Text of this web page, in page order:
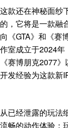
这款还在神秘面纱
的，它将是一款融
向《GTA》和《赛
作室成立于2024年
《赛博朋克2077
开发经验为这款新
从已经泄露的玩法
流畅的动作体验：